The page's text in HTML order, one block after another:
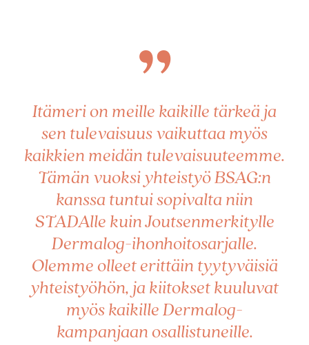
”
Itämeri on meille kaikille tärkeä ja
sen tulevaisuus vaikuttaa myös
kaikkien meidän tulevaisuuteemme.
Tämän vuoksi yhteistyö BSAG:n
kanssa tuntui sopivalta niin
STADAlle kuin Joutsenmerkitylle
Dermalog-ihonhoitosarjalle.
Olemme olleet erittäin tyytyväisiä
yhteistyöhön, ja kiitokset kuuluvat
myös kaikille Dermalog-
kampanjaan osallistuneille.